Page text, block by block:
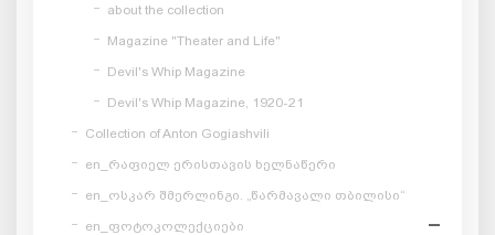
about the collection
Magazine "Theater and Life"
Devil's Whip Magazine
Devil's Whip Magazine, 1920-21
Collection of Anton Gogiashvili
en_რაფიელ ერისთავის ხელნაწერი
en_ოსკარ შმერლინგი. „წარმავალი თბილისი“
en_ფოტოკოლექციები